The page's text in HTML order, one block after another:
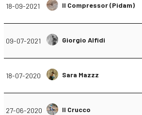
18-09-2021 Il Compressor (Pidam)
09-07-2021 Giorgio Alfidi
18-07-2020 Sara Mazzz
27-06-2020 Il Crucco